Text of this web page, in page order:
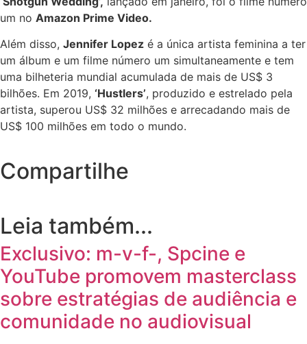
um no Amazon Prime Video.
Além disso, Jennifer Lopez é a única artista feminina a ter
um álbum e um filme número um simultaneamente e tem
uma bilheteria mundial acumulada de mais de US$ 3
bilhões. Em 2019, ‘Hustlers’, produzido e estrelado pela
artista, superou US$ 32 milhões e arrecadando mais de
US$ 100 milhões em todo o mundo.
Compartilhe
Leia também...
Exclusivo: m-v-f-, Spcine e
YouTube promovem masterclass
sobre estratégias de audiência e
comunidade no audiovisual